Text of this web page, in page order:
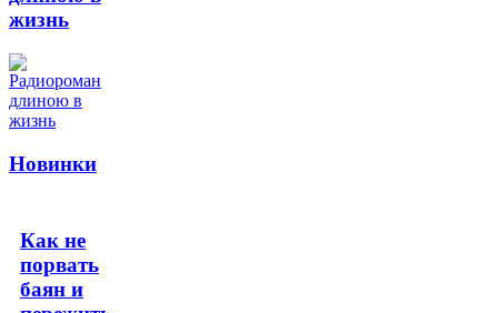
жизнь
Новинки
Как не
порвать
баян и